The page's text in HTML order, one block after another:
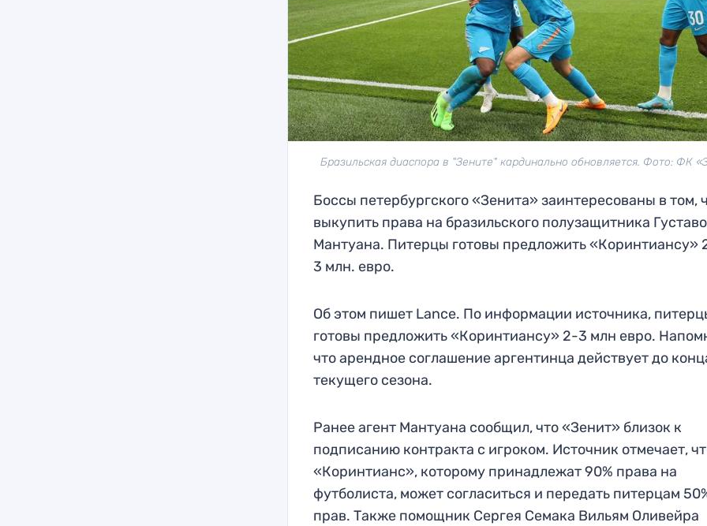
Бразильская диаспора в "Зените" кардинально обновляется. Фото: ФК
Боссы петербургского «Зенита» заинтересованы в том,
выкупить права на бразильского полузащитника Густаво
Мантуана. Питерцы готовы предложить «Коринтиансу»
3 млн. евро.
Об этом пишет Lance. По информации источника,
готовы предложить «Коринтиансу» 2-3 млн евро.
что арендное соглашение аргентинца действует до
текущего сезона.
Ранее агент Мантуана сообщил, что «Зенит» близок к
подписанию контракта с игроком. Источник отмечает,
«Коринтианс», которому принадлежат 90% права на
футболиста, может согласиться и передать питерцам
прав. Также помощник Сергея Семака Вильям Оливейра